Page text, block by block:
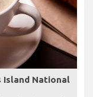
Island National